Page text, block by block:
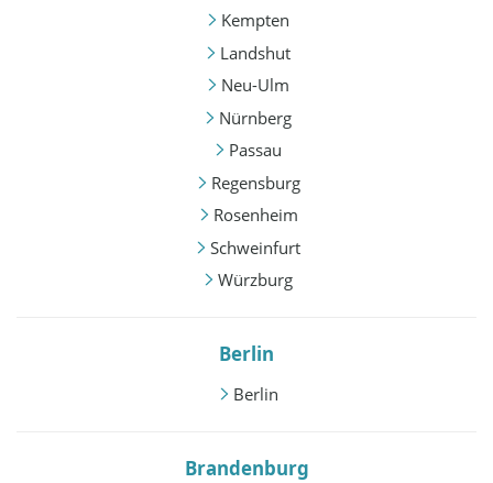
Kempten
Landshut
Neu-Ulm
Nürnberg
Passau
Regensburg
Rosenheim
Schweinfurt
Würzburg
Berlin
Berlin
Brandenburg